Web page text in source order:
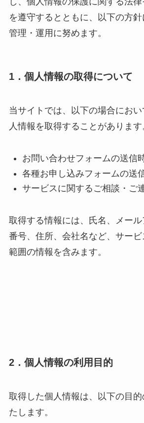
を遵守するとともに、以下の方
管理・運用に努めます。
1．個人情報の取得について
当サイトでは、以下の場合にお
人情報を取得することがあります
お問い合わせフォームの送信
各種お申し込みフォームの送
サービスに関するご相談・ご
取得する情報には、氏名、メー
番号、住所、会社名など、サー
範囲の情報を含みます。
2．個人情報の利用目的
取得した個人情報は、以下の目
たします。